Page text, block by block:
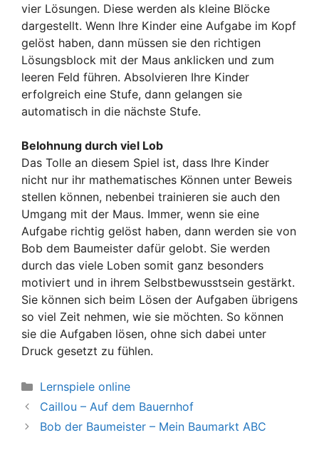
vier Lösungen. Diese werden als kleine Blöcke
dargestellt. Wenn Ihre Kinder eine Aufgabe im Kopf
gelöst haben, dann müssen sie den richtigen
Lösungsblock mit der Maus anklicken und zum
leeren Feld führen. Absolvieren Ihre Kinder
erfolgreich eine Stufe, dann gelangen sie
automatisch in die nächste Stufe.
Belohnung durch viel Lob
Das Tolle an diesem Spiel ist, dass Ihre Kinder
nicht nur ihr mathematisches Können unter Beweis
stellen können, nebenbei trainieren sie auch den
Umgang mit der Maus. Immer, wenn sie eine
Aufgabe richtig gelöst haben, dann werden sie von
Bob dem Baumeister dafür gelobt. Sie werden
durch das viele Loben somit ganz besonders
motiviert und in ihrem Selbstbewusstsein gestärkt.
Sie können sich beim Lösen der Aufgaben übrigens
so viel Zeit nehmen, wie sie möchten. So können
sie die Aufgaben lösen, ohne sich dabei unter
Druck gesetzt zu fühlen.
Kategorien
Lernspiele online
Caillou – Auf dem Bauernhof
Bob der Baumeister – Mein Baumarkt ABC